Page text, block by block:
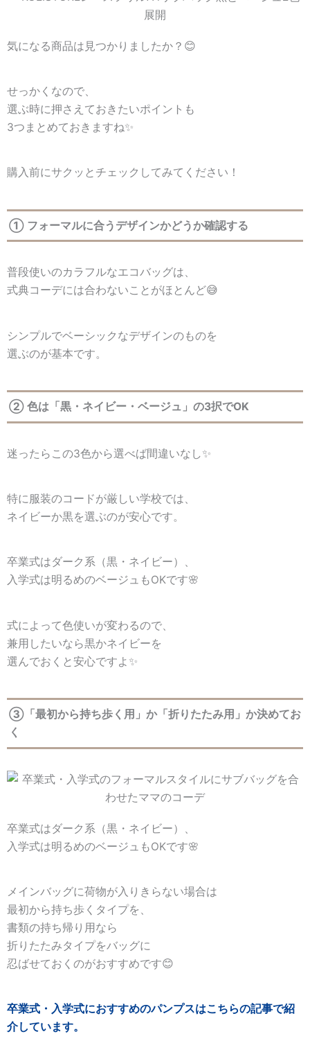
気になる商品は見つかりましたか？😊
せっかくなので、
選ぶ時に押さえておきたいポイントも
3つまとめておきますね✨
購入前にサクッとチェックしてみてください！
① フォーマルに合うデザインかどうか確認する
普段使いのカラフルなエコバッグは、
式典コーデには合わないことがほとんど😅
シンプルでベーシックなデザインのものを
選ぶのが基本です。
② 色は「黒・ネイビー・ベージュ」の3択でOK
迷ったらこの3色から選べば間違いなし✨
特に服装のコードが厳しい学校では、
ネイビーか黒を選ぶのが安心です。
卒業式はダーク系（黒・ネイビー）、
入学式は明るめのベージュもOKです🌸
式によって色使いが変わるので、
兼用したいなら黒かネイビーを
選んでおくと安心ですよ✨
③「最初から持ち歩く用」か「折りたたみ用」か決めてお
く
卒業式はダーク系（黒・ネイビー）、
入学式は明るめのベージュもOKです🌸
メインバッグに荷物が入りきらない場合は
最初から持ち歩くタイプを、
書類の持ち帰り用なら
折りたたみタイプをバッグに
忍ばせておくのがおすすめです😊
卒業式・入学式におすすめのパンプスはこちらの記事で紹
介しています。